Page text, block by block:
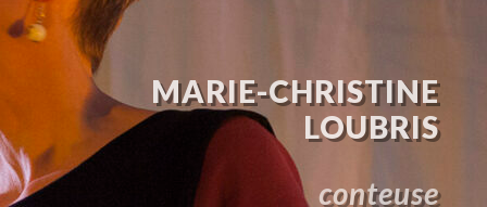
MARIE-CHRISTINE
LOUBRIS
conteuse